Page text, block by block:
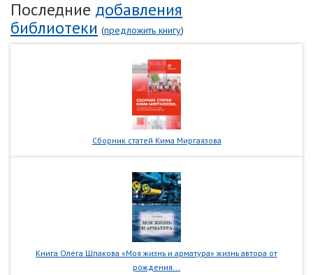
Последние добавления
библиотеки (предложить книгу)
Сборник статей Кима Миргаязова
Книга Олега Шпакова «Моя жизнь и арматура» жизнь автора от
рождения...